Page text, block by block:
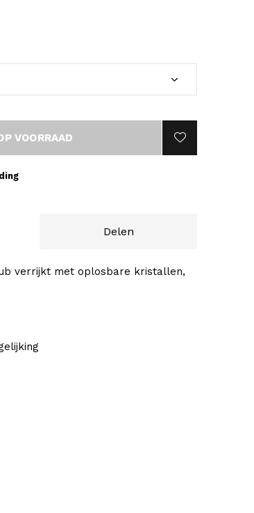
VOORRAAD
Delen
verrijkt met oplosbare kristallen,